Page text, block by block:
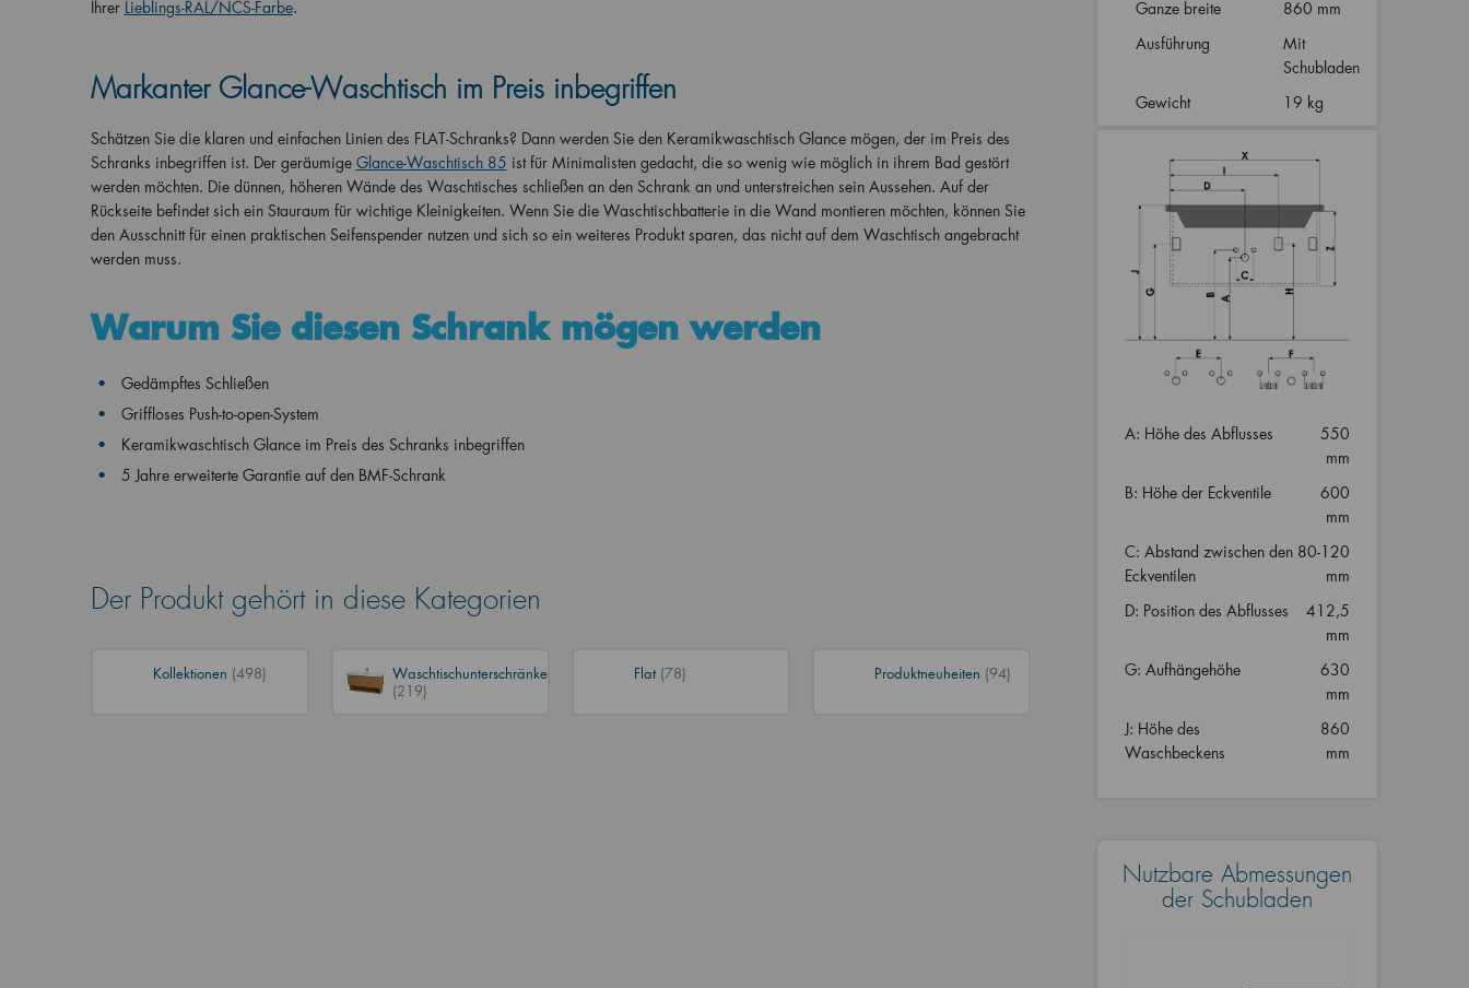
Ihrer Lieblings-RAL/NCS-Farbe.
Markanter Glance-Waschtisch im Preis inbegriffen
Schätzen Sie die klaren und einfachen Linien des FLAT-Schranks? Dann werden Sie den Keramikwaschtisch Glance mögen, der im Preis des
Schranks inbegriffen ist. Der geräumige Glance-Waschtisch 85 ist für Minimalisten gedacht, die so wenig wie möglich in ihrem Bad gestört
werden möchten. Die dünnen, höheren Wände des Waschtisches schließen an den Schrank an und unterstreichen sein Aussehen. Auf der
Rückseite befindet sich ein Stauraum für wichtige Kleinigkeiten. Wenn Sie die Waschtischbatterie in die Wand montieren möchten, können Sie
den Ausschnitt für einen praktischen Seifenspender nutzen und sich so ein weiteres Produkt sparen, das nicht auf dem Waschtisch angebracht
werden muss.
Warum Sie diesen Schrank mögen werden
Gedämpftes Schließen
Griffloses Push-to-open-System
Keramikwaschtisch Glance im Preis des Schranks inbegriffen
5 Jahre erweiterte Garantie auf den BMF-Schrank
Der Produkt gehört in diese Kategorien
Kollektionen (498)
Waschtischunterschränke
(219)
Flat (78) Produktneuheiten (94)
Ganze breite
860 mm
Ausführung
Mit
Schubladen
Gewicht
19 kg
A: Höhe des Abflusses
550
mm
B: Höhe der Eckventile
600
mm
C: Abstand zwischen den
Eckventilen
80-120
mm
D: Position des Abflusses
412,5
mm
G: Aufhängehöhe
630
mm
J: Höhe des
Waschbeckens
860
mm
Nutzbare Abmessungen
der Schubladen